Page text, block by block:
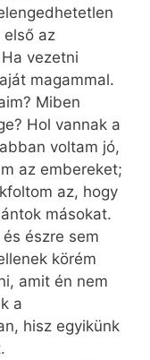
első az
vezetni
magammal.
Miben
Hol vannak a
voltam jó,
az embereket;
az, hogy
másokat.
észre sem
körém
amit én nem
a
hisz egyikünk